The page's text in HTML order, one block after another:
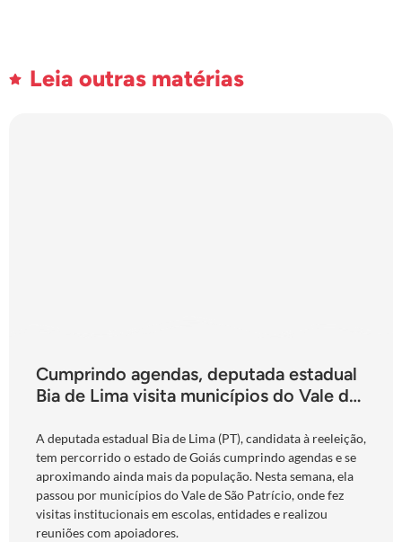
Leia outras matérias
Cumprindo agendas, deputada estadual
Bia de Lima visita municípios do Vale do
A deputada estadual Bia de Lima (PT), candidata à reeleição,
tem percorrido o estado de Goiás cumprindo agendas e se
aproximando ainda mais da população. Nesta semana, ela
passou por municípios do Vale de São Patrício, onde fez
visitas institucionais em escolas, entidades e realizou
reuniões com apoiadores.